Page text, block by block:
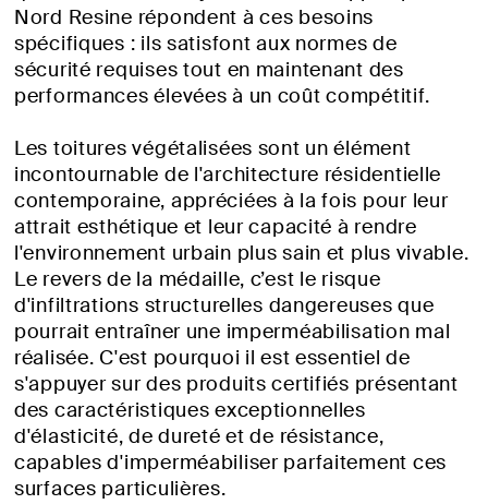
Nord Resine répondent à ces besoins
spécifiques : ils satisfont aux normes de
sécurité requises tout en maintenant des
performances élevées à un coût compétitif.
Les toitures végétalisées sont un élément
incontournable de l'architecture résidentielle
contemporaine, appréciées à la fois pour leur
attrait esthétique et leur capacité à rendre
l'environnement urbain plus sain et plus vivable.
Le revers de la médaille, c’est le risque
d'infiltrations structurelles dangereuses que
pourrait entraîner une imperméabilisation mal
réalisée. C'est pourquoi il est essentiel de
s'appuyer sur des produits certifiés présentant
des caractéristiques exceptionnelles
d'élasticité, de dureté et de résistance,
capables d'imperméabiliser parfaitement ces
surfaces particulières.